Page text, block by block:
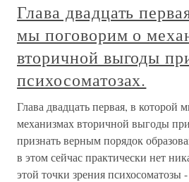
Глава двадцать
мы поговорим о
вторичной выгоды
психосоматозах.
Глава двадцать первая, в которой
механизмах вторичной выгоды
признать верным порядок
в этом сейчас практически нет
этой точки зрения психосоматозы